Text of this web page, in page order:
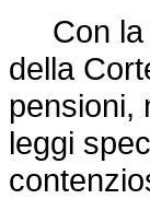
Con la
della
pensioni,
leggi